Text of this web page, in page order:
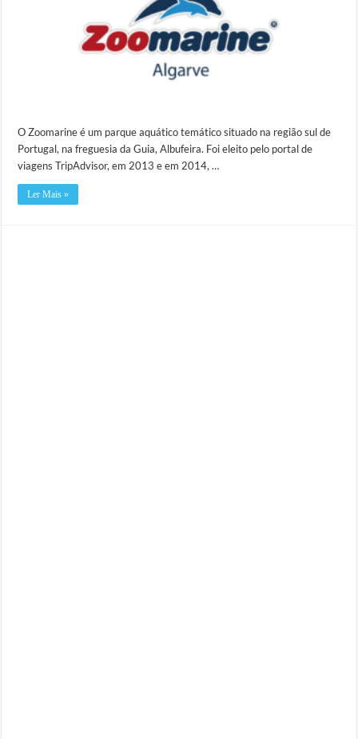
O Zoomarine é um parque aquático temático situado na região sul de
Portugal, na freguesia da Guia, Albufeira. Foi eleito pelo portal de
viagens TripAdvisor, em 2013 e em 2014, …
Ler Mais »